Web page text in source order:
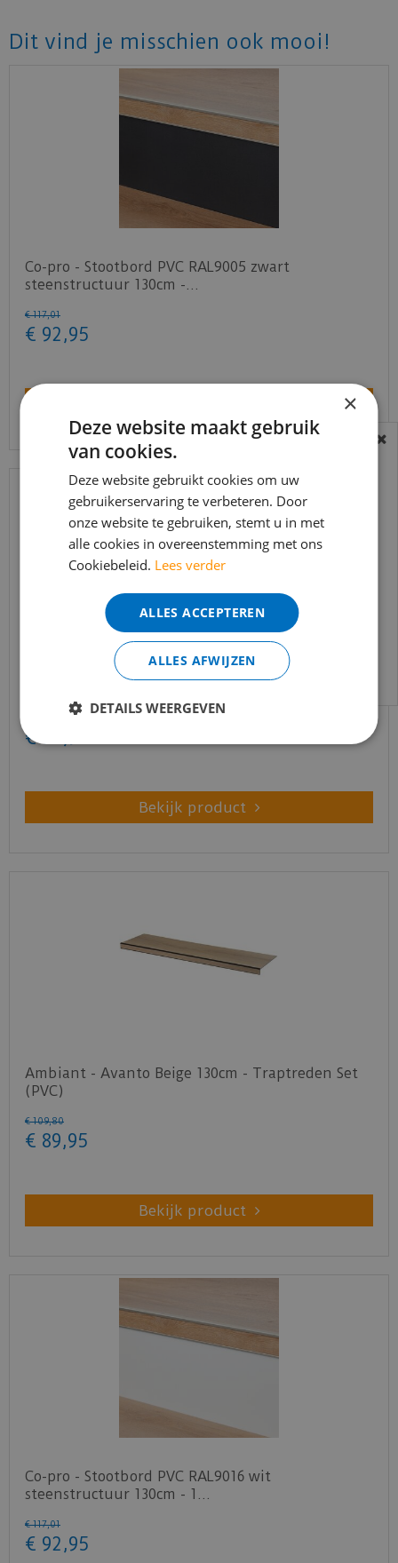
Dit vind je misschien ook mooi!
Co-pro - Stootbord PVC RAL9005 zwart
steenstructuur 130cm -…
€ 117,01
€ 92 ,95
Co-pro - Stootbord PVC RAL9010 wit
€
Bekijk product
Ambiant - Avanto Beige 130cm - Traptreden Set
(PVC)
€ 109,80
€ 89,95
Bekijk product
Co-pro - Stootbord PVC RAL9016 wit
steenstructuur 130cm - 1…
€ 117,01
€ 92 ,95
BEREIKBAARHEID
In verband met de vakantie periode zijn wij
t/m 14 augustus telefonisch helaas niet
bereikbaar.
Bestelling worden uiteraard verwerkt
echter iets minder snel dan wat je van ons
gewend bent.
Voor vragen kan je ons bereiken via
info@merkvloerenwinkel.nl
×
Deze website maakt gebruik
van cookies.
Deze website gebruikt cookies om uw
gebruikerservaring te verbeteren. Door
onze website te gebruiken, stemt u in met
alle cookies in overeenstemming met ons
Cookiebeleid. Lees verder
ALLES ACCEPTEREN
ALLES AFWIJZEN
DETAILS WEERGEVEN